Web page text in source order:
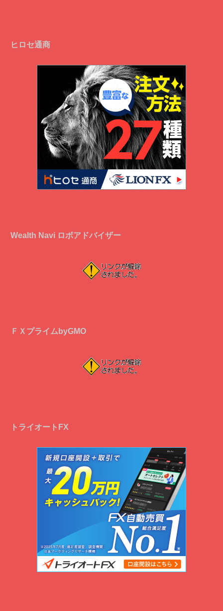
ヒロセ通商
Wealth Navi ロボアドバイザー
ＦＸプライムbyGMO
トライオートFX